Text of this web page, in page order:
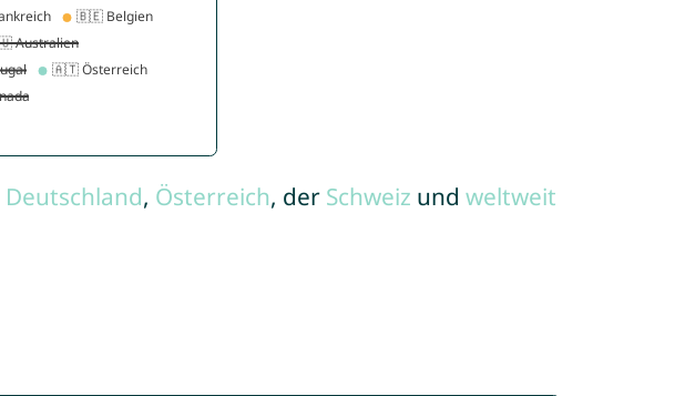
Deutschland, Österreich, der Schweiz und weltweit